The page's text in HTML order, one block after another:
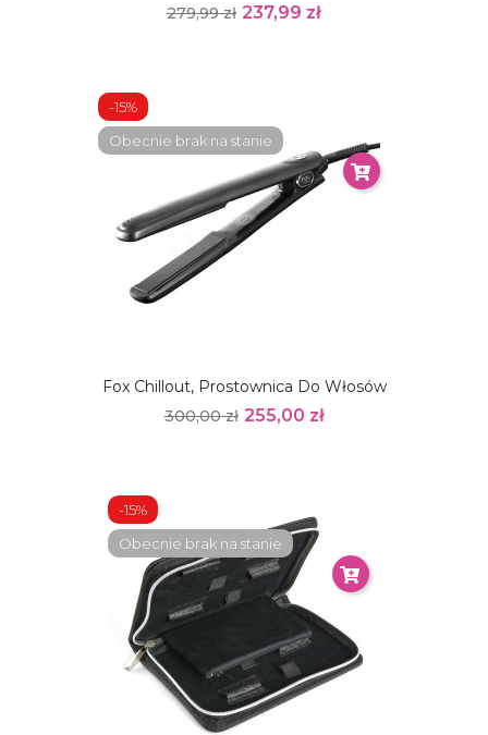
279,99 zł 237,99 zł
Fox Chillout, Prostownica Do Włosów
300,00 zł 255,00 zł
-15%
Obecnie brak na stanie
-15%
Obecnie brak na stanie